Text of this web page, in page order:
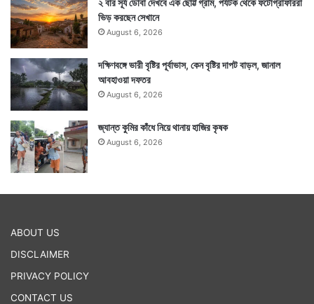
২ বার সূর্য ডোবা দেখবে এক ছোট্ট গ্রাম, পর্যটক থেকে ফটোগ্রাফাররা
ভিড় করছেন সেখানে
August 6, 2026
দক্ষিণবঙ্গে ভারী বৃষ্টির পূর্বাভাস, কেন বৃষ্টির দাপট বাড়ল, জানাল
আবহাওয়া দফতর
August 6, 2026
জ্যান্ত কুমির কাঁধে নিয়ে থানায় হাজির কৃষক
August 6, 2026
ABOUT US
DISCLAIMER
PRIVACY POLICY
CONTACT US